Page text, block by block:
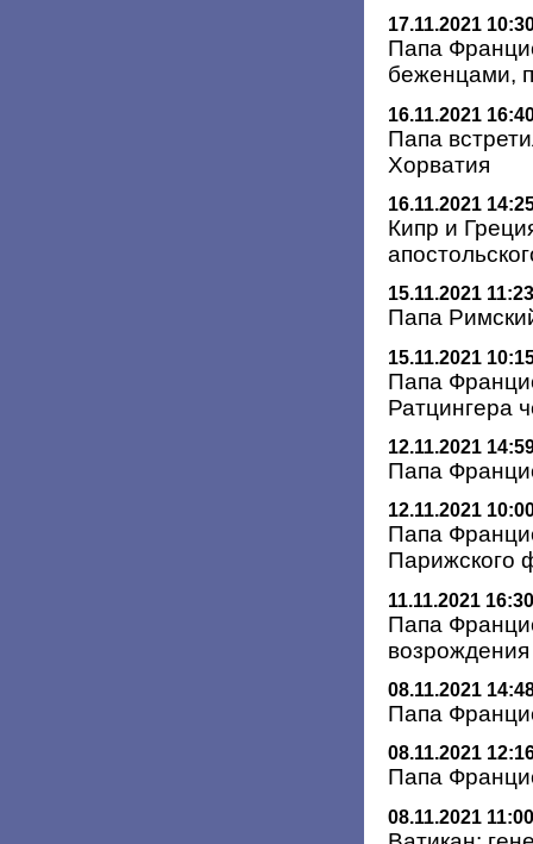
17.11.2021
Папа
беженцами,
16.11.2021
Папа
Хорватия
16.11.2021
Кипр и
15.11.2021 11:23
Папа
15.11.2021
Папа
Ратцингера
12.11.2021
Папа
12.11.2021
Папа
Парижского
11.11.2021 16:30
Папа
08.11.2021
Папа
08.11.2021
Папа
08.11.2021 11:00